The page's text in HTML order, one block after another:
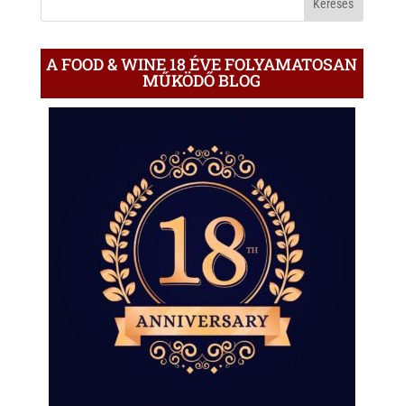
A FOOD & WINE 18 ÉVE FOLYAMATOSAN
MŰKÖDŐ BLOG